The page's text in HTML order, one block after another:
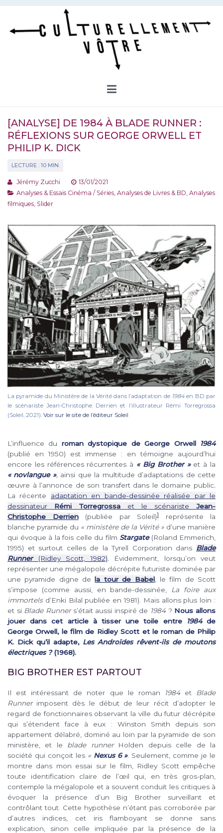
Aller
contenu
[ANALYSE] DE 1984 À BLADE RUNNER :
RÉFLEXIONS SUR GEORGE ORWELL ET
PHILIP K. DICK
Jérémy Zucchi
13/01/2021
Analyses & Essais Cinéma / Séries Analyses de Livres & BD Analyses
filmiques Slider
La pyramide du Ministère de la Vérité dans l’adaptation de 1984 en BD par
le scénariste Jean-Christophe Derrien et l’illustrateur Rémi Torregrossa
(Soleil, 2021). Voir sur le site de l’éditeur Soleil
L’influence du roman dystopique de George Orwell
1984
(publié en 1950) est immense : en témoigne aujourd’hui
encore les références récurrentes à « Big Brother »et à la
« novlangue », ainsi que la multitude d’adaptations de cette
œuvre à l’annonce de son transfert dans le domaine public.
La récente adaptation en bande-dessinée réalisée par le
dessinateur Rémi Torregrossa et le scénariste Jean-
Christophe Derrien(publiée par Soleil)1
représente la
blanche pyramide du « ministère de la Vérité » d’une manière
qui évoque à la fois celle du film Stargate(Roland Emmerich,
1995) et surtout celles de la Tyrell Corporation dans Blade
Runner(Ridley Scott, 1982).
Évidemment, lorsqu’on veut
représenter une mégalopole décrépite futuriste dominée par
une pyramide digne de la tour de Babel, le film de Scott
s’impose (comme aussi, en bande-dessinée,
La foire aux
immortels d’Enki Bilal publiée en 1981). Mais allons plus loin :
et si Blade Runner s’était aussi inspiré de 1984 ? Nous allons
jouer dans cet article à tisser une toile entre
1984de
George Orwell, le film de Ridley Scott et le roman de Philip
K. Dick qu’il adapte, Les Androïdes rêvent-ils de moutons
électriques ?(1968).
BIG BROTHER EST PARTOUT
Il est intéressant de noter que le roman 1984et
Blade
Runnerimposent dès le début de leur récit d’adopter le
regard de fonctionnaires observant la ville du futur décrépite
qui s’étendent face à eux : Winston Smith depuis son
appartement délabré, dominé au loin par la pyramide de son
ministère, et le blade runnerHolden depuis celle de la
société qui conçoit les « Nexus 6 ». Seulement, comme je le
montre dans mon essai sur le film, Ridley Scott empêche
toute identification claire de l’œil qui, en très gros-plan,
contemple la mégalopole et a souvent conduit les critiques à
évoquer la présence d’un Big Brother surveillant et
contrôlant tout. Cette hypothèse n’étant pas corroborée par
d’autres indices, cet iris flamboyant se donne sans
explication, sinon celle impliquée par la présence de la